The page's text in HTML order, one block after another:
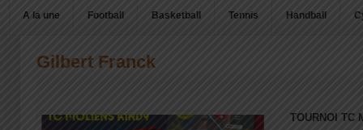
A la une Football Basketball Tennis Handball
Gilbert Franck
TOURNOI TC